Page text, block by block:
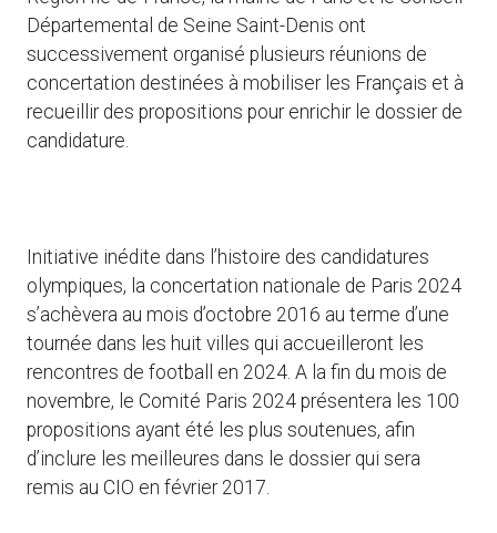
Départemental de Seine Saint-Denis ont
successivement organisé plusieurs réunions de
concertation destinées à mobiliser les Français et à
recueillir des propositions pour enrichir le dossier de
candidature.
Initiative inédite dans l’histoire des candidatures
olympiques, la concertation nationale de Paris 2024
s’achèvera au mois d’octobre 2016 au terme d’une
tournée dans les huit villes qui accueilleront les
rencontres de football en 2024. A la fin du mois de
novembre, le Comité Paris 2024 présentera les 100
propositions ayant été les plus soutenues, afin
d’inclure les meilleures dans le dossier qui sera
remis au CIO en février 2017.